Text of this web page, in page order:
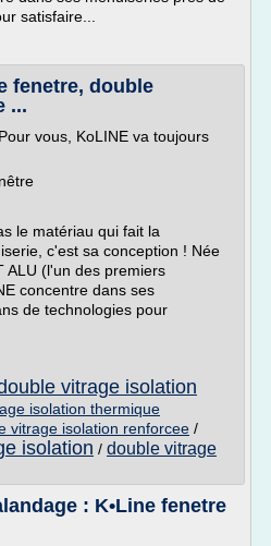
satisfaire...
fenetre, double
...
vous, KoLINE va toujours
le matériau qui fait la
c'est sa conception ! Née
ALU (l'un des premiers
concentre dans ses
de technologies pour
vitrage isolation
isolation thermique
vitrage isolation renforcee /
isolation / double vitrage
: K•Line fenetre